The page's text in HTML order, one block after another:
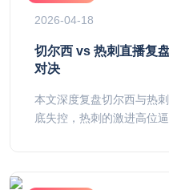
2026-04-18
切尔西 vs 热刺直播复
对决
本文深度复盘切尔西与热
底失控，热刺的激进高位逼